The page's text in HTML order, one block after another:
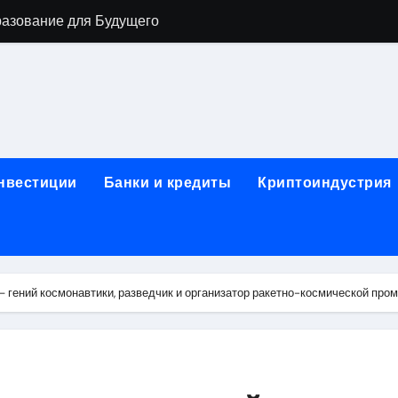
для Будущего
в Москву и обратно по привлекательным ценам
Всё, что нужно знать
в компании ИНКОМ-Недвижимость
Продаж?
Банки и кредиты Криптоиндустрия
космонавтики, разведчик и организатор ракетно-космической